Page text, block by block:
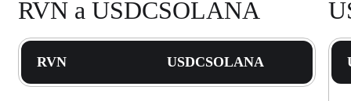
RVN a USDCSOLANA
RVN USDCSOLANA